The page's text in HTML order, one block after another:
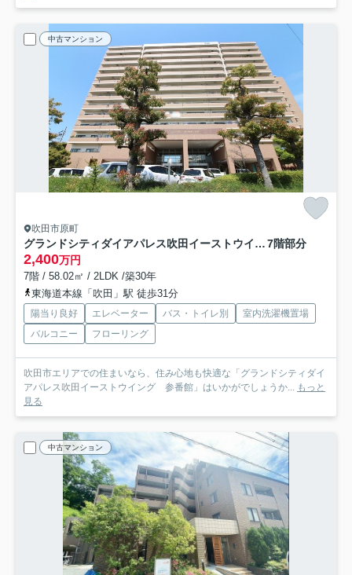
中古マンション
吹田市原町
グランドシティダイアパレス吹田イーストウイング 参番館 7階部分
2,400万円
7階 / 58.02㎡ / 2LDK /築30年
東海道本線「吹田」駅 徒歩31分
陽当り良好 エレベーター バス・トイレ別
室内洗濯機置場
バルコニー
フローリング
吹田市エリアでの住まいなら、住み心地も快適な「グランドシティダイ
アパレス吹田イーストウイング 参番館」はいかがでしょうか... もっと
見る
中古マンション